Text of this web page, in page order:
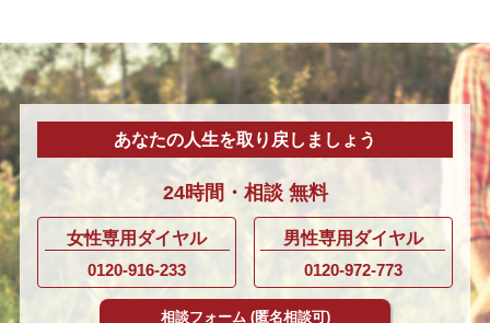
あなたの人生を取り戻しましょう
24時間・ 相談無料
女性専用ダイヤル
0120-916-233
男性専用ダイヤル
0120-972-773
相談フォーム (匿名相談可)